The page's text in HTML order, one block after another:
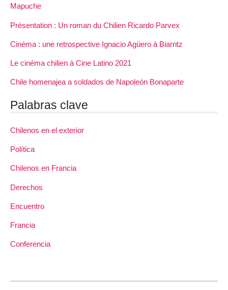
Mapuche
Présentation : Un roman du Chilien Ricardo Parvex
Cinéma : une retrospective Ignacio Agüero à Biarritz
Le cinéma chilien à Cine Latino 2021
Chile homenajea a soldados de Napoleón Bonaparte
Palabras clave
Chilenos en el exterior
Política
Chilenos en Francia
Derechos
Encuentro
Francia
Conferencia